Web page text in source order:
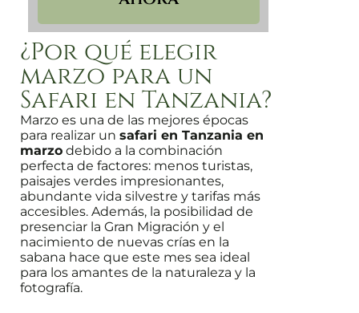
¿Por qué elegir
marzo para un
Safari en Tanzania?
Marzo es una de las mejores épocas
para realizar un safari en Tanzania en
marzo debido a la combinación
perfecta de factores: menos turistas,
paisajes verdes impresionantes,
abundante vida silvestre y tarifas más
accesibles. Además, la posibilidad de
presenciar la Gran Migración y el
nacimiento de nuevas crías en la
sabana hace que este mes sea ideal
para los amantes de la naturaleza y la
fotografía.